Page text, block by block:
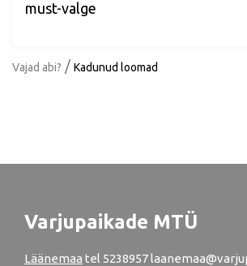
must-valge
Vajad abi? / Kadunud loomad
Varjupaikade MTÜ
Läänemaa tel 5238957